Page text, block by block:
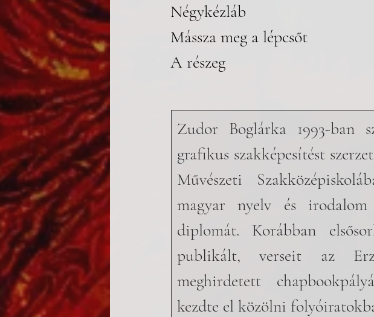
Négykézláb
Mássza meg a lépcsőt
A részeg
Zudor Boglárka 1993-ban
grafikus szakképesítést
Művészeti
magyar nyelv és irodalom
diplomát. Korábban
publikált, verseit az
meghirdetett
kezdte el közölni